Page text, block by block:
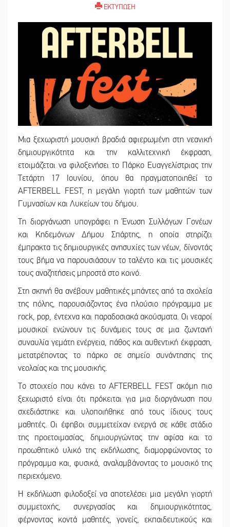
ΕΚΤΥΠΩΣΗ
Μια ξεχωριστή μουσική βραδιά αφιερωμένη στη νεανική
δημιουργικότητα και την καλλιτεχνική έκφραση,
ετοιμάζεται να φιλοξενήσει το Πάρκο Ευαγγελίστριας την
Τετάρτη 17 Ιουνίου, όπου θα πραγματοποιηθεί το
AFTERBELL FEST, η μεγάλη γιορτή των μαθητών των
Γυμνασίων και Λυκείων του δήμου.
Τη διοργάνωση υπογράφει η Ένωση Συλλόγων Γονέων
και Κηδεμόνων Δήμου Σπάρτης, η οποία στηρίζει
έμπρακτα τις δημιουργικές ανησυχίες των νέων, δίνοντάς
τους βήμα να παρουσιάσουν το ταλέντο και τις μουσικές
τους αναζητήσεις μπροστά στο κοινό.
Στη σκηνή θα ανέβουν μαθητικές μπάντες από τα σχολεία
της πόλης, παρουσιάζοντας ένα πλούσιο πρόγραμμα με
rock, pop, έντεχνα και παραδοσιακά ακούσματα. Οι νεαροί
μουσικοί ενώνουν τις δυνάμεις τους σε μια ζωντανή
συναυλία γεμάτη ενέργεια, πάθος και αυθεντική έκφραση,
μετατρέποντας το πάρκο σε σημείο συνάντησης της
νεολαίας και της μουσικής.
Το στοιχείο που κάνει το AFTERBELL FEST ακόμη πιο
ξεχωριστό είναι ότι πρόκειται για μια διοργάνωση που
σχεδιάστηκε και υλοποιήθηκε από τους ίδιους τους
μαθητές. Οι έφηβοι συμμετείχαν ενεργά σε κάθε στάδιο
της προετοιμασίας, δημιουργώντας την αφίσα και το
προωθητικό υλικό της εκδήλωσης, διαμορφώνοντας το
πρόγραμμα και, φυσικά, αναλαμβάνοντας το μουσικό της
περιεχόμενο.
Η εκδήλωση φιλοδοξεί να αποτελέσει μια μεγάλη γιορτή
συμμετοχής, συνεργασίας και δημιουργικότητας,
φέρνοντας κοντά μαθητές, γονείς, εκπαιδευτικούς και